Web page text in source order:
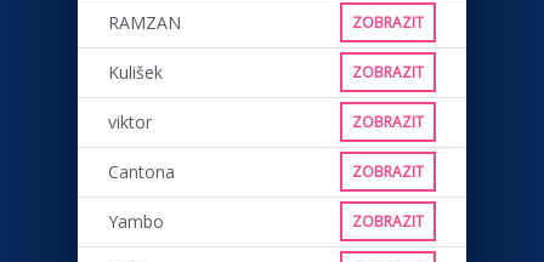
RAMZAN ZOBRAZIT
Kulišek ZOBRAZIT
viktor ZOBRAZIT
Cantona ZOBRAZIT
Yambo ZOBRAZIT